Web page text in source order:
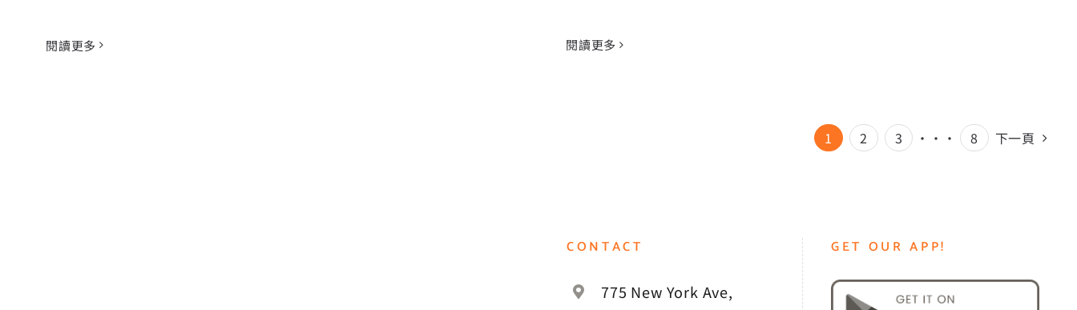
閱讀更多 閱讀更多
1 2 3 ··· 8 下一頁
CONTACT
775 New York Ave,
GET OUR APP!